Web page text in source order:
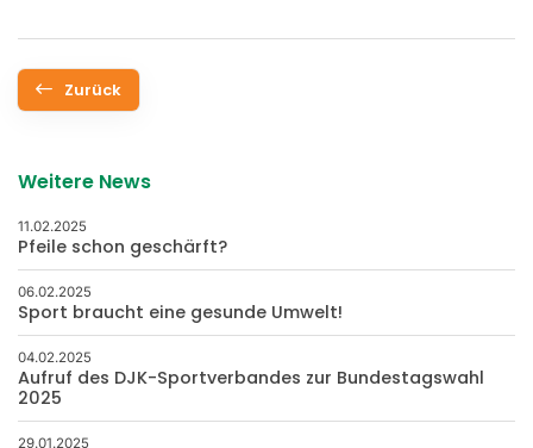
Zurück
Weitere News
11.02.2025
Pfeile schon geschärft?
06.02.2025
Sport braucht eine gesunde Umwelt!
04.02.2025
Aufruf des DJK-Sportverbandes zur Bundestagswahl
2025
29.01.2025